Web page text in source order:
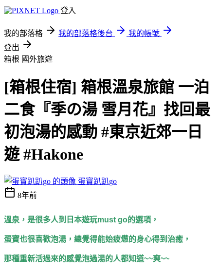
登入
我的部落格 我的部落格後台
我的帳號
登出
箱根 國外旅遊
[箱根住宿] 箱根溫泉旅館 一泊
二食『季の湯 雪月花』找回最
初泡湯的感動 #東京近郊一日
遊 #Hakone
蛋寶趴趴go
8年前
溫泉，是很多人到日本遊玩must go的選項，
蛋寶也很喜歡泡湯，總覺得能始疲憊的身心得到治癒，
那種重新活過來的感覺泡過湯的人都知道~~爽~~